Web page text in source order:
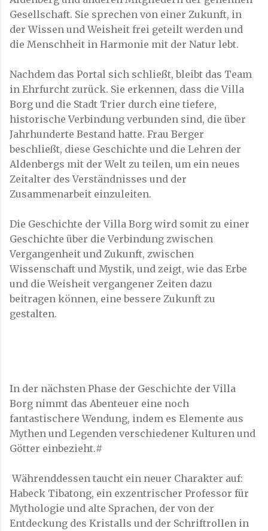
Gesellschaft. Sie sprechen von einer Zukunft, in
der Wissen und Weisheit frei geteilt werden und
die Menschheit in Harmonie mit der Natur lebt.
Nachdem das Portal sich schließt, bleibt das Team
in Ehrfurcht zurück. Sie erkennen, dass die Villa
Borg und die Stadt Trier durch eine tiefere,
historische Verbindung verbunden sind, die über
Jahrhunderte Bestand hatte. Frau Berger
beschließt, diese Geschichte und die Lehren der
Aldenbergs mit der Welt zu teilen, um ein neues
Zeitalter des Verständnisses und der
Zusammenarbeit einzuleiten.
Die Geschichte der Villa Borg wird somit zu einer
Geschichte über die Verbindung zwischen
Vergangenheit und Zukunft, zwischen
Wissenschaft und Mystik, und zeigt, wie das Erbe
und die Weisheit vergangener Zeiten dazu
beitragen können, eine bessere Zukunft zu
gestalten.
In der nächsten Phase der Geschichte der Villa
Borg nimmt das Abenteuer eine noch
fantastischere Wendung, indem es Elemente aus
Mythen und Legenden verschiedener Kulturen und
Götter einbezieht.#
Währenddessen taucht ein neuer Charakter auf:
Habeck Tibatong, ein exzentrischer Professor für
Mythologie und alte Sprachen, der von der
Entdeckung des Kristalls und der Schriftrollen in